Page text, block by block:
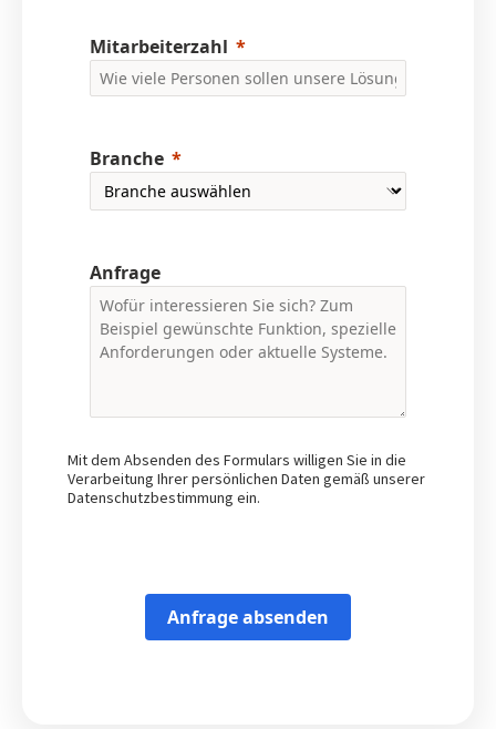
Mitarbeiterzahl
Branche
Anfrage
Mit dem Absenden des Formulars willigen Sie in die
Verarbeitung Ihrer persönlichen Daten gemäß unserer
Datenschutzbestimmung ein.
Anfrage absenden